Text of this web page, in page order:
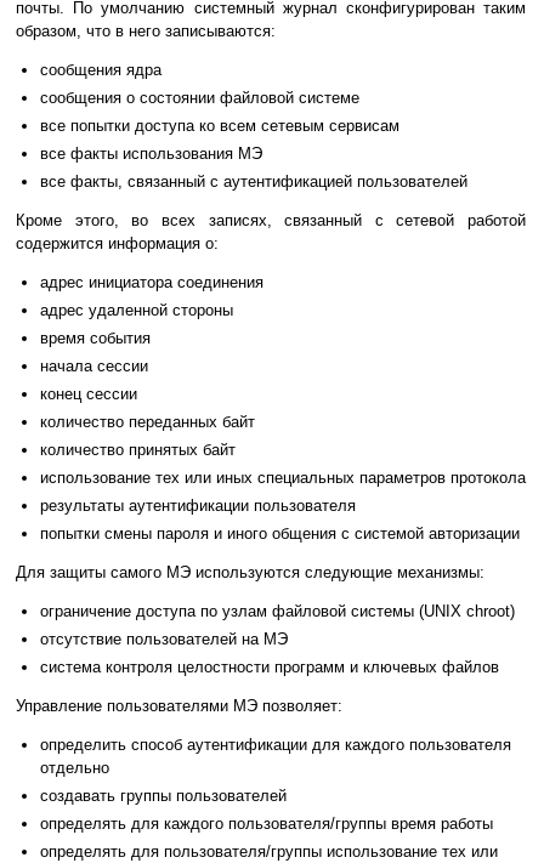
почты. По умолчанию системный журнал сконфигурирован таким
образом, что в него записываются:
сообщения ядра
сообщения о состоянии файловой системе
все попытки доступа ко всем сетевым сервисам
все факты использования МЭ
все факты, связанный с аутентификацией пользователей
Кроме этого, во всех записях, связанный с сетевой работой
содержится информация о:
адрес инициатора соединения
адрес удаленной стороны
время события
начала сессии
конец сессии
количество переданных байт
количество принятых байт
использование тех или иных специальных параметров протокола
результаты аутентификации пользователя
попытки смены пароля и иного общения с системой авторизации
Для защиты самого МЭ используются следующие механизмы:
ограничение доступа по узлам файловой системы (UNIX chroot)
отсутствие пользователей на МЭ
система контроля целостности программ и ключевых файлов
Управление пользователями МЭ позволяет:
определить способ аутентификации для каждого пользователя
отдельно
создавать группы пользователей
определять для каждого пользователя/группы время работы
определять для пользователя/группы использование тех или